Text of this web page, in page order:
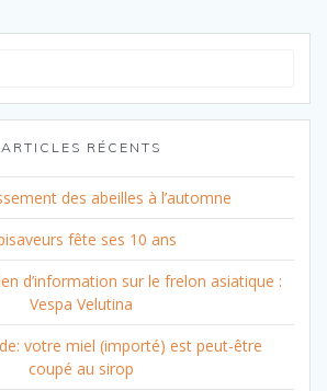
ARTICLES RÉCENTS
des abeilles à l’automne
fête ses 10 ans
d’information sur le frelon asiatique :
Vespa Velutina
votre miel (importé) est peut-être
coupé au sirop